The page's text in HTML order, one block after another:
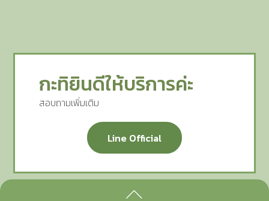
กะทิยินดีให้บริการค่ะ
สอบถามเพิ่มเติม
Line Official